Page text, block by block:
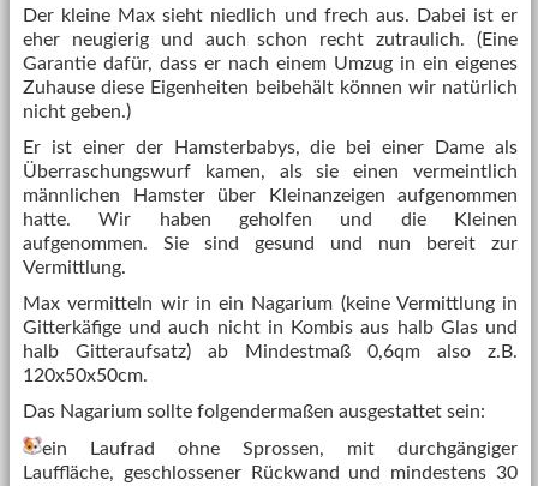
Der kleine Max sieht niedlich und frech aus. Dabei ist er
eher neugierig und auch schon recht zutraulich. (Eine
Garantie dafür, dass er nach einem Umzug in ein eigenes
Zuhause diese Eigenheiten beibehält können wir natürlich
nicht geben.)
Er ist einer der Hamsterbabys, die bei einer Dame als
Überraschungswurf kamen, als sie einen vermeintlich
männlichen Hamster über Kleinanzeigen aufgenommen
hatte. Wir haben geholfen und die Kleinen
aufgenommen. Sie sind gesund und nun bereit zur
Vermittlung.
Max vermitteln wir in ein Nagarium (keine Vermittlung in
Gitterkäfige und auch nicht in Kombis aus halb Glas und
halb Gitteraufsatz) ab Mindestmaß 0,6qm also z.B.
120x50x50cm.
Das Nagarium sollte folgendermaßen ausgestattet sein:
ein Laufrad ohne Sprossen, mit durchgängiger
Lauffläche, geschlossener Rückwand und mindestens 30